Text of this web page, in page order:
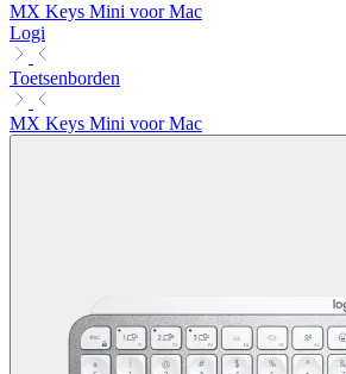
MX Keys Mini voor Mac
Logi
Toetsenborden
MX Keys Mini voor Mac